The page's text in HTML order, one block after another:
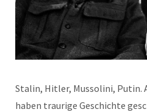
Stalin, Hitler, Mussolini, Putin.
haben traurige Geschichte